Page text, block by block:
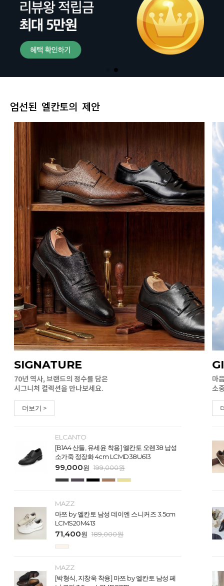
엄선된 엘칸토의 제안
SIGNATURE
70년 역사, 브랜드의 정수를 담은
시그니처 컬렉션을 만나보세요.
더보기 >
ELCANTO
[B1A4 산들, 유세윤 착용] 엘칸토 오렌38 남성
소가죽 정장화 4cm LCMD38U613
99,000원 199,000원
MAZZ
마쯔 by 엘칸토 남성 데이엔 스니커즈 3.5cm
LCMS20M413
71,400원 189,000원
MAZZ
[박형식, 지창욱 착용] 마쯔 by 엘칸토 남성 페
마
소